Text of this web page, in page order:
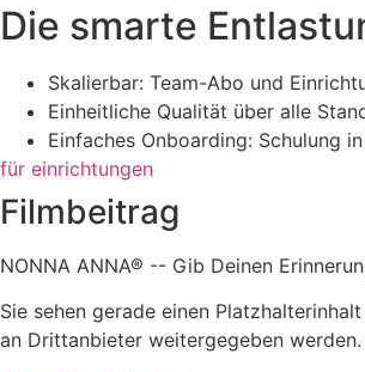
Die smarte
Skalierbar: Team-Abo und
Einheitliche Qualität über alle
Einfaches Onboarding: Schulung
für einrichtungen
Filmbeitrag
NONNA ANNA® -- Gib Deinen
Sie sehen gerade einen
an Drittanbieter weitergegeben werden.